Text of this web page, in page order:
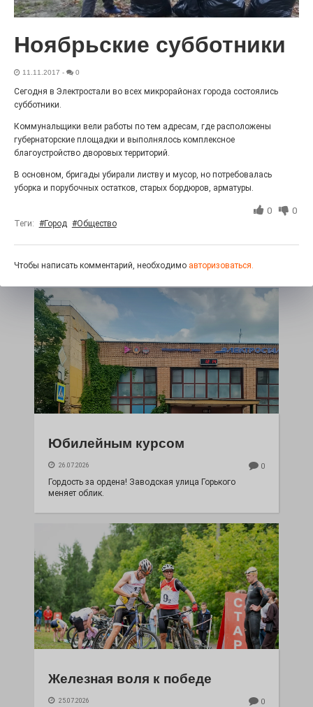
27.07.2026 0
100 футов под килем!
Юбилейным курсом
26.07.2026 0
Гордость за ордена! Заводская улица Горького
меняет облик.
Железная воля к победе
25.07.2026 0
Ноябрьские субботники
11.11.2017 - 0
Сегодня в Электростали во всех микрорайонах города состоялись
субботники.
Коммунальщики вели работы по тем адресам, где расположены
губернаторские площадки и выполнялось комплексное
благоустройство дворовых территорий.
В основном, бригады убирали листву и мусор, но потребовалась
уборка и порубочных остатков, старых бордюров, арматуры.
0 0
Теги: #Город #Общество
Чтобы написать комментарий, необходимо авторизоваться.